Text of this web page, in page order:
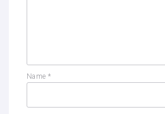
Name *